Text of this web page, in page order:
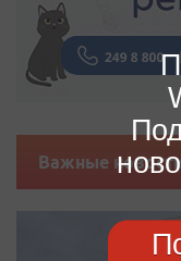
Важные